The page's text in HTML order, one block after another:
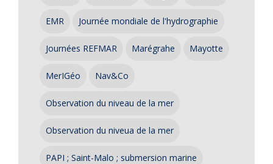
EMR Journée mondiale de l'hydrographie
Journées REFMAR Marégrahe Mayotte
MerIGéo Nav&Co
Observation du niveau de la mer
Observation du niveua de la mer
PAPI ; Saint-Malo ; submersion marine